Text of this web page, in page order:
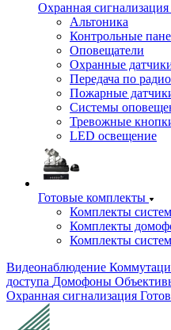
Охранная сигнализация
Альтоника
Контрольные
Оповещатели
Охранные
Передача по
Пожарные
Системы
Тревожные
LED освещение
Готовые комплекты
Комплекты
Комплекты
Комплекты
Видеонаблюдение
доступа Домофоны
Охранная сигнализация